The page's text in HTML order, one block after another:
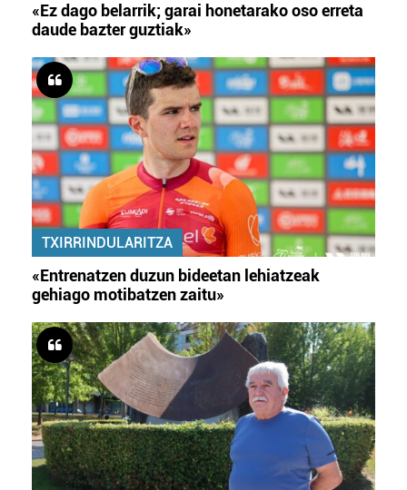
«Ez dago belarrik; garai honetarako oso erreta
daude bazter guztiak»
TXIRRINDULARITZA
«Entrenatzen duzun bideetan lehiatzeak
gehiago motibatzen zaitu»